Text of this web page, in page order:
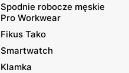
Spodnie robocze męskie
Pro Workwear
Fikus Tako
Smartwatch
Klamka